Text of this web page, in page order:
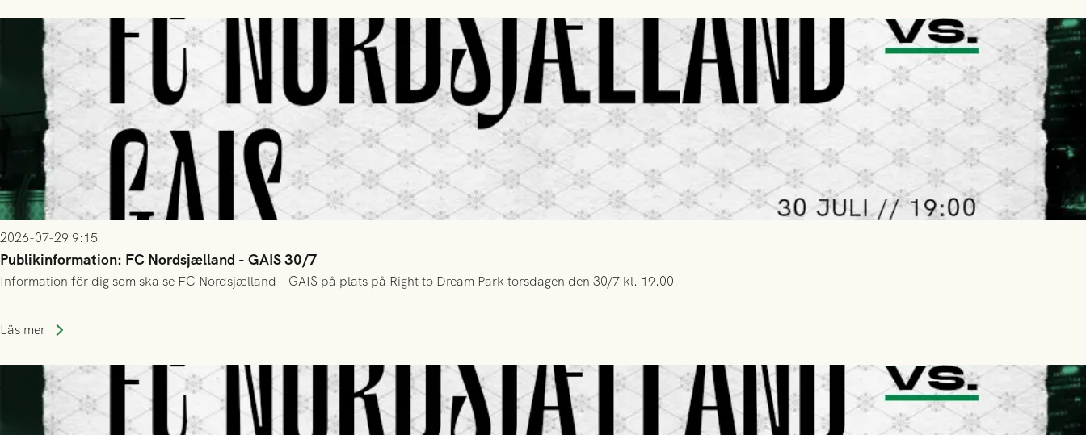
2026-07-29 9:15
Publikinformation: FC Nordsjælland - GAIS 30/7
Information för dig som ska se FC Nordsjælland - GAIS på plats på Right to Dream Park torsdagen den 30/7 kl. 19.00.
Läs mer